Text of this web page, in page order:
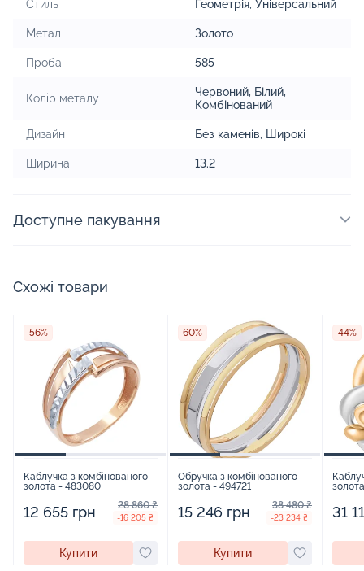
Стиль Геометрія, Універсальний
Метал Золото
Проба 585
Колір металу Червоний, Білий,
Комбінований
Дизайн Без каменів, Широкі
Ширина 13.2
Доступне пакування
Схожі товари
56%
Каблучка з комбінованого
золота - 483080
12 655 грн 28 860 ₴
-16 205 ₴
Купити
60%
Обручка з комбінованого
золота - 494721
15 246 грн 38 480 ₴
-23 234 ₴
Купити
44%
31